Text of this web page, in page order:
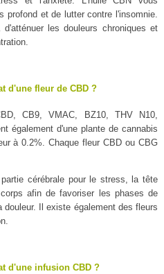
profond et de lutter contre l'insomnie.
les douleurs chroniques et
d'une fleur de CBD ?
CB9, VMAC, BZ10, THV N10,
également d'une plante de cannabis
à 0.2%. Chaque fleur CBD ou CBG
cérébrale pour le stress, la tête
afin de favoriser les phases de
Il existe également des fleurs
d'une infusion CBD ?